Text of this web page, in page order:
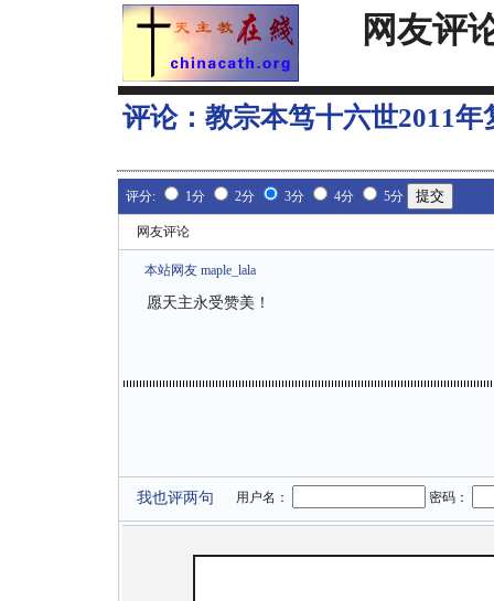
网友评
评论： 教宗本笃十六世2011年
评分: 1分 2分 3分 4分 5分
网友评论
本站网友 maple_lala
愿天主永受赞美！
我也评两句 用户名： 密码：